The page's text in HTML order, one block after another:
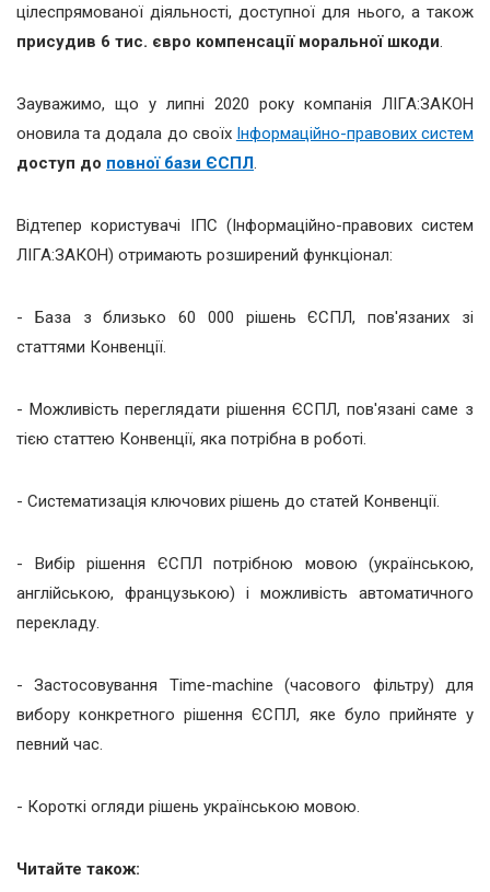
цілеспрямованої діяльності, доступної для нього, а також
присудив 6 тис. євро компенсації моральної шкоди.
Зауважимо, що у липні 2020 року компанія ЛІГА:ЗАКОН
оновила та додала до своїх Інформаційно-правових систем
доступ до повної бази ЄСПЛ.
Відтепер користувачі ІПС (Інформаційно-правових систем
ЛІГА:ЗАКОН) отримають розширений функціонал:
- База з близько 60 000 рішень ЄСПЛ, пов'язаних зі
статтями Конвенції.
- Можливість переглядати рішення ЄСПЛ, пов'язані саме з
тією статтею Конвенції, яка потрібна в роботі.
- Систематизація ключових рішень до статей Конвенції.
- Вибір рішення ЄСПЛ потрібною мовою (українською,
англійською, французькою) і можливість автоматичного
перекладу.
- Застосовування Time-machine (часового фільтру) для
вибору конкретного рішення ЄСПЛ, яке було прийняте у
певний час.
- Короткі огляди рішень українською мовою.
Читайте також: